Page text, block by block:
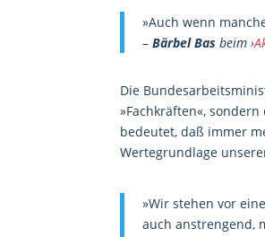
»Auch wenn
–Bärbel Bas beim ›
Die
»Fachkräften«,
bedeutet, daß immer
Wertegrundlage
»Wir stehen vor
auch anstrengend,